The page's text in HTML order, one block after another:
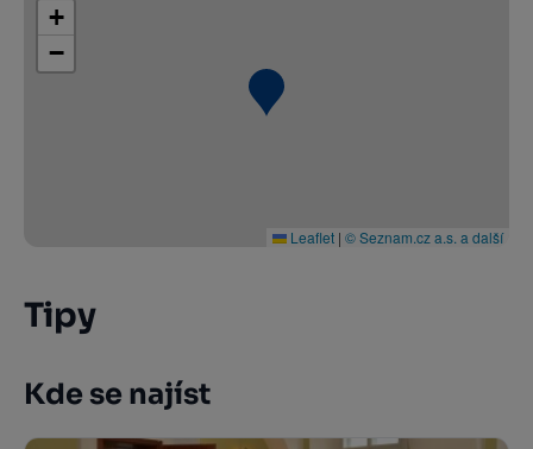
+
−
Leaflet | © Seznam.cz a.s. a další
Tipy
Kde se najíst